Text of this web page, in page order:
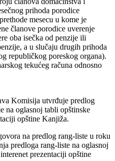
prihoda porodice
mesecu u kome je
članove porodice uverenje
oba isečka od penzije ili
a u slučaju drugih prihoda
republičkog poreskog organa).
tekućeg računa odnosno
Komisija utvrđuje predlog
na oglasnoj tabli opštinske
opštine Kanjiža.
na predlog rang-liste u roku
predloga rang-liste na oglasnoj
prezentaciji opštine